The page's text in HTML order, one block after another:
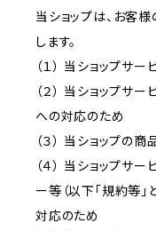
当ショップは、お客
します。
（１） 当ショップサ
（２） 当ショップサ
への対応のため
（３） 当ショップの
（４） 当ショップサ
ー等（以下「規約等」
対応のため